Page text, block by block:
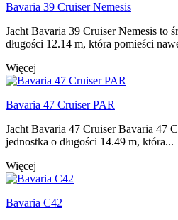
Bavaria 39 Cruiser Nemesis
Jacht Bavaria 39 Cruiser Nemesis to
długości 12.14 m, która pomieści
Więcej
Bavaria 47 Cruiser PAR
Jacht Bavaria 47 Cruiser Bavaria 47
jednostka o długości 14.49 m, która...
Więcej
Bavaria C42